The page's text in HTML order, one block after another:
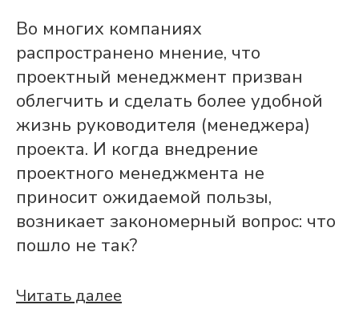
Во многих компаниях
распространено мнение, что
проектный менеджмент призван
облегчить и сделать более удобной
жизнь руководителя (менеджера)
проекта. И когда внедрение
проектного менеджмента не
приносит ожидаемой пользы,
возникает закономерный вопрос: что
пошло не так?
Читать далее